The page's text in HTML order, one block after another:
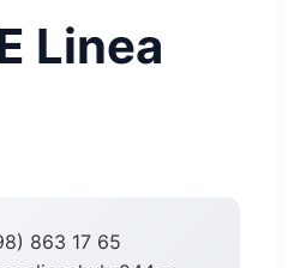
Linea
863 17 65